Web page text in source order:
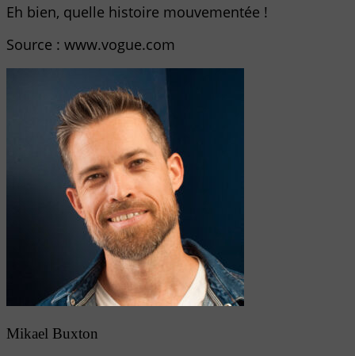
Eh bien, quelle histoire mouvementée !
Source : www.vogue.com
Mikael Buxton